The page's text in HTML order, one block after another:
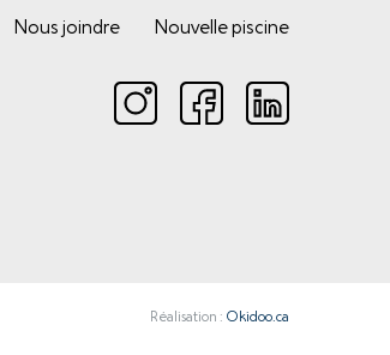
Nous joindre Nouvelle piscine
Réalisation : Okidoo.ca